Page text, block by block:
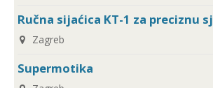
Ručna sijaćica KT-1 za preciznu
Zagreb
Supermotika